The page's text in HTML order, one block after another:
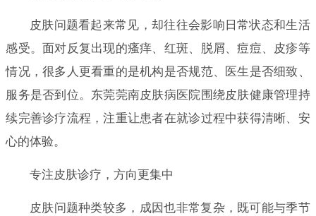
皮肤问题看起来常见，却往往会影响日常状态和生活
感受。面对反复出现的瘙痒、红斑、脱屑、痘痘、皮疹等
情况，很多人更看重的是机构是否规范、医生是否细致、
服务是否到位。东莞莞南皮肤病医院围绕皮肤健康管理持
续完善诊疗流程，注重让患者在就诊过程中获得清晰、安
心的体验。
专注皮肤诊疗，方向更集中
皮肤问题种类较多，成因也非常复杂，既可能与季节